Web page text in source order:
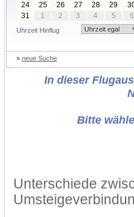
24
25 26 27 28 29
31
1 2 3 4 5 6
Uhrzeit Hinflug
» neue Suche
In dieser
Bitte
Unterschiede